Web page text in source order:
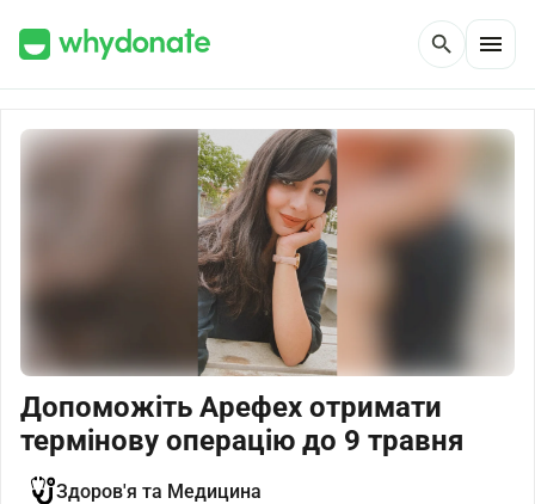
search menu
Допоможіть Арефех отримати
термінову операцію до 9 травня
Здоров'я та Медицина